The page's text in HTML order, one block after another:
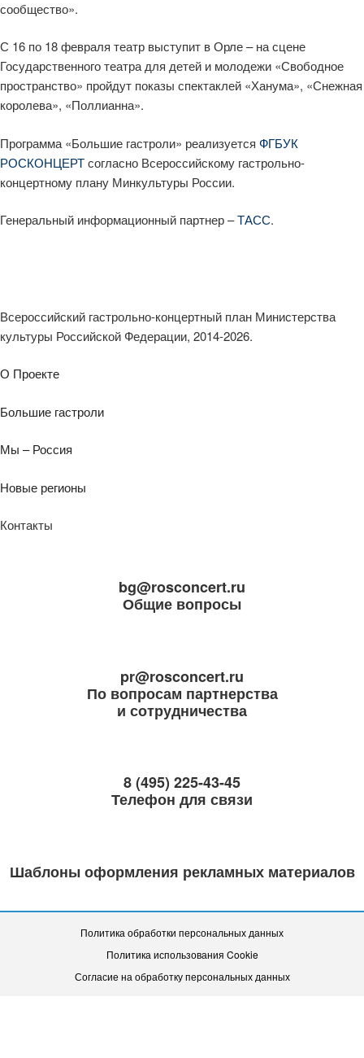
сообщество».
С 16 по 18 февраля театр выступит в Орле – на сцене
Государственного театра для детей и молодежи «Свободное
пространство» пройдут показы спектаклей «Ханума», «Снежная
королева», «Поллианна».
Программа «Большие гастроли» реализуется ФГБУК
РОСКОНЦЕРТсогласно Всероссийскому гастрольно-
концертному плану Минкультуры России.
Генеральный информационный партнер –ТАСС.
Всероссийский гастрольно-концертный план Министерства
культуры Российской Федерации, 2014-2026.
О Проекте
Большие гастроли
Мы – Россия
Новые регионы
Контакты
bg@rosconcert.ru
Общие вопросы
pr@rosconcert.ru
По вопросам партнерства
и сотрудничества
8 (495) 225-43-45
Телефон для связи
Шаблоны оформления рекламных материалов
Политика обработки персональных данных
Политика использования Cookie
Согласие на обработку персональных данных